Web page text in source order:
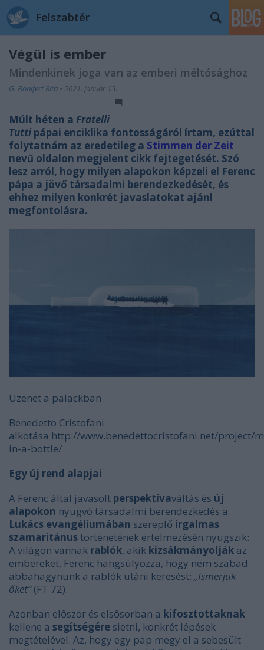
Felszabtér
Végül is ember
Mindenkinek joga van az emberi méltósághoz
G. Bonifert Rita • 2021. január 15.
Múlt héten a Fratelli
Tutti pápai enciklika fontosságáról írtam, ezúttal
folytatnám az eredetileg a Stimmen der Zeit
nevű oldalon megjelent cikk fejtegetését. Szó
lesz arról, hogy milyen alapokon képzeli el Ferenc
pápa a jövő társadalmi berendezkedését, és
ehhez milyen konkrét javaslatokat ajánl
megfontolásra.
Üzenet a palackban
Benedetto Cristofani
alkotása http://www.benedettocristofani.net/project/
in-a-bottle/
Egy új rend alapjai
A Ferenc által javasolt perspektívaváltás és új
alapokon nyugvó társadalmi berendezkedés a
Lukács evangéliumában szereplő irgalmas
szamaritánustörténetének értelmezésén nyugszik:
A világon vannak rablók, akik kizsákmányolják az
embereket. Ferenc hangsúlyozza, hogy nem szabad
abbahagynunk a rablók utáni keresést: „Ismerjük
őket”(FT 72).
Azonban először és elsősorban a kifosztottaknak
kellene a segítségére sietni, konkrét lépések
megtételével. Az, hogy egy pap megy el a sebesült